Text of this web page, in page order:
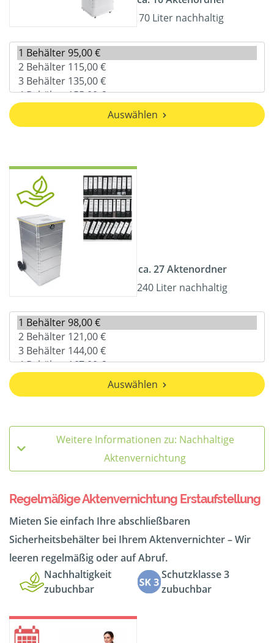
70 Liter nachhaltig
Auswählen
ca. 27 Aktenordner
240 Liter nachhaltig
Auswählen
Weitere Informationen zu: Nachhaltige
Aktenvernichtung
Regelmäßige Aktenvernichtung Erstaufstellung
Mieten Sie einfach Ihre abschließbaren
Sicherheitsbehälter bei Ihrem Aktenvernichter – Wir
leeren regelmäßig oder auf Abruf.
Nachhaltigkeit
zubuchbar
Schutzklasse 3
zubuchbar